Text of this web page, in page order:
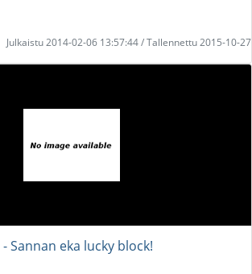
Julkaistu 2014-02-06 13:57:44 / Tallennettu 2015-10-27
Sannan eka lucky block!